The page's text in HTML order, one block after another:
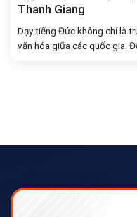
Thanh Giang
Dạy tiếng Đức không chỉ là
văn hóa giữa các quốc gia.